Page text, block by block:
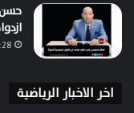
حسن
9:28 م18
اخر الاخبار الرياضية